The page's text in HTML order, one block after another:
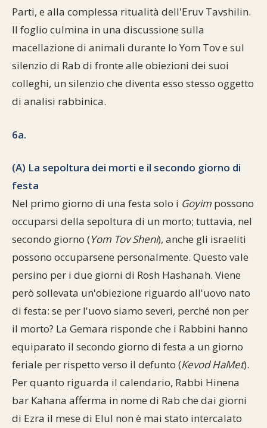
Umorismo e simpatia
10 comandamenti
Storia millenaria
Personaggi celebri
Sbirciamo Eretz Israel
Tanach
Opere di Maimonide
Turismo in Italia
Parliamone
it.cultura.ebraica
Parti, e alla complessa ritualità dell'Eruv Tavshilin.
Il foglio culmina in una discussione sulla
macellazione di animali durante lo Yom Tov e sul
silenzio di Rab di fronte alle obiezioni dei suoi
colleghi, un silenzio che diventa esso stesso oggetto
di analisi rabbinica.
6a.
(A) La sepoltura dei morti e il secondo giorno di
festa
Nel primo giorno di una festa solo i Goyim possono
occuparsi della sepoltura di un morto; tuttavia, nel
secondo giorno (Yom Tov Sheni), anche gli israeliti
possono occuparsene personalmente. Questo vale
persino per i due giorni di Rosh Hashanah. Viene
però sollevata un'obiezione riguardo all'uovo nato
di festa: se per l'uovo siamo severi, perché non per
il morto? La Gemara risponde che i Rabbini hanno
equiparato il secondo giorno di festa a un giorno
feriale per rispetto verso il defunto (Kevod HaMet).
Per quanto riguarda il calendario, Rabbi Hinena
bar Kahana afferma in nome di Rab che dai giorni
di Ezra il mese di Elul non è mai stato intercalato